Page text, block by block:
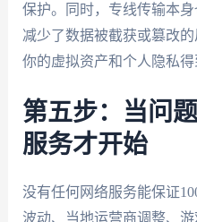
保护。同时，专线传输本身
减少了数据被截获或篡改
你的虚拟资产和个人隐私得
第五步：当问
服务才开始
没有任何网络服务能保证
波动、当地运营商调整、